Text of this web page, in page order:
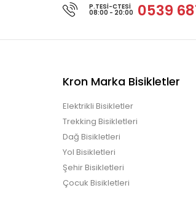
P.TESI-CTESI
08:00 - 20:00 0539
Kron Marka Bisikletler
Elektrikli Bisikletler
Trekking Bisikletleri
Dağ Bisikletleri
Yol Bisikletleri
Şehir Bisikletleri
Çocuk Bisikletleri